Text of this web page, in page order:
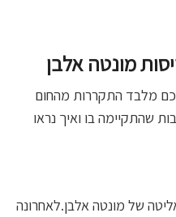
מונטה אלבן
מלבד התקררות מהחום
שהתקיימה בו ואיך נראו
של מונטה אלבן.לאחרונה